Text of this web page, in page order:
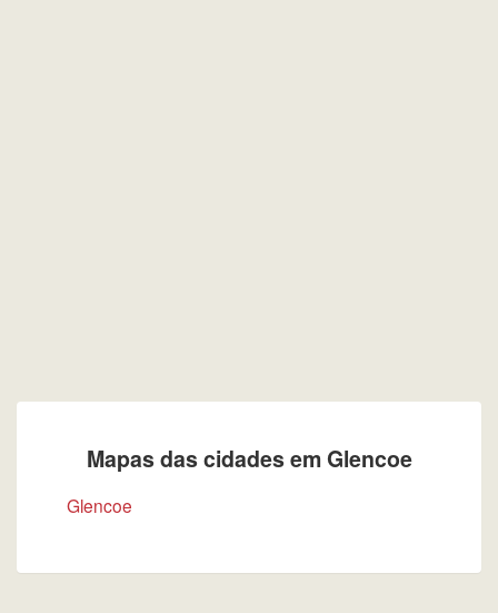
Mapas das cidades em Glencoe
Glencoe